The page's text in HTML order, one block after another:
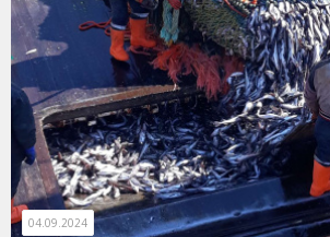
04.09.2024